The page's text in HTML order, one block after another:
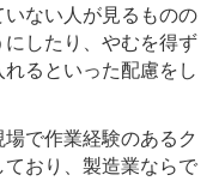
ない人が見るものの
したり、やむを得ず
るといった配慮をし
で作業経験のあるク
おり、製造業ならで